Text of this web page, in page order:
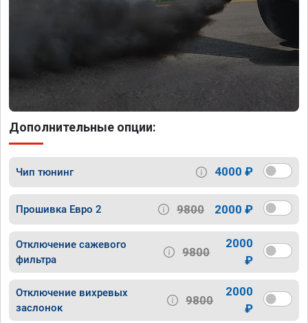
Дополнительные опции:
Чип тюнинг 4000 ₽
Прошивка Евро 2 9800 2000 ₽
Отключение сажевого
фильтра
9800
2000
₽
Отключение вихревых
заслонок
9800
2000
₽